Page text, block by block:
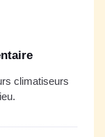
climatiseurs